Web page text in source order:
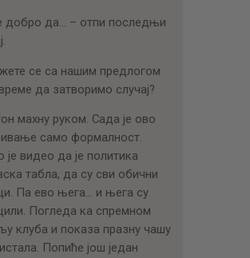
добро да… – отпи последњи
се са нашим предлогом
да затворимо случај?
махну руком. Сада је ово
само формалност.
је видео да је политика
табла, да су сви обични
Па ево њега… и њега су
Погледа ка спремном
клуба и показа празну чашу
Попиће још један